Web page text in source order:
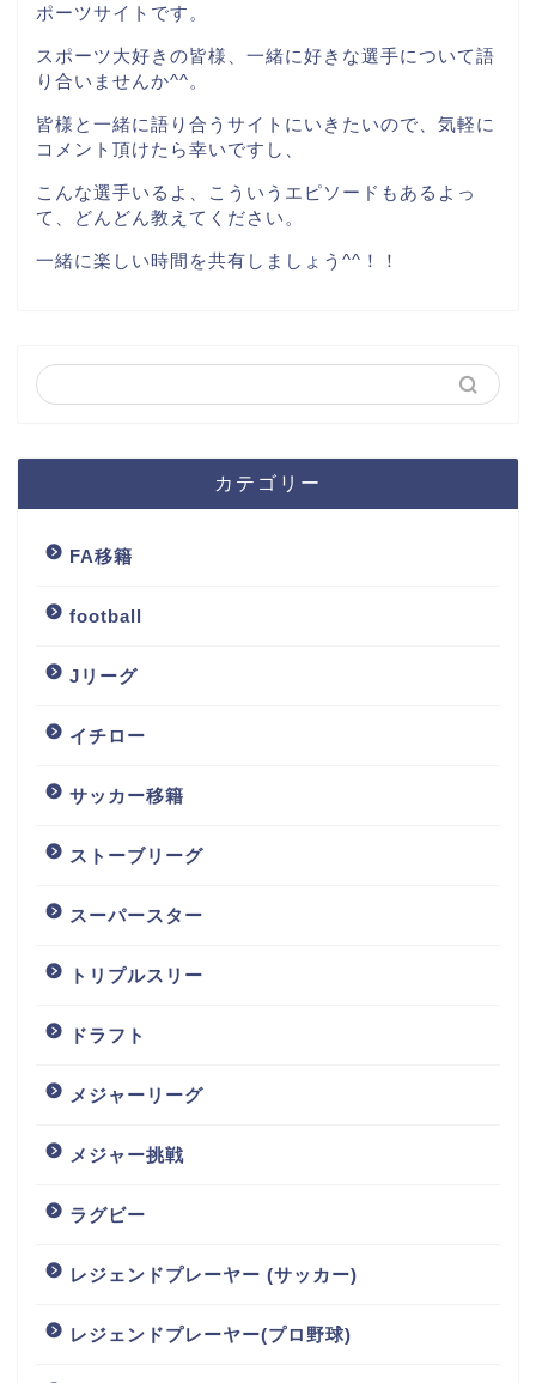
ポーツサイトです。
スポーツ大好きの皆様、一緒に好きな選手について語
り合いませんか^^。
皆様と一緒に語り合うサイトにいきたいので、気軽に
コメント頂けたら幸いですし、
こんな選手いるよ、こういうエピソードもあるよっ
て、どんどん教えてください。
一緒に楽しい時間を共有しましょう^^！！
カテゴリー
FA移籍
football
Jリーグ
イチロー
サッカー移籍
ストーブリーグ
スーパースター
トリプルスリー
ドラフト
メジャーリーグ
メジャー挑戦
ラグビー
レジェンドプレーヤー (サッカー)
レジェンドプレーヤー(プロ野球)